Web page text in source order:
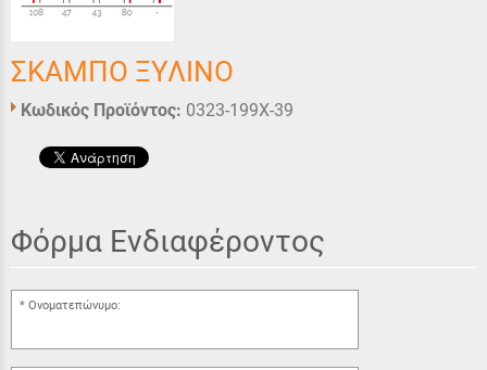
ΣΚΑΜΠΟ ΞΥΛΙΝΟ
Κωδικός Προϊόντος: 0323-199X-39
Φόρμα Ενδιαφέροντος
Ονοματεπώνυμο: